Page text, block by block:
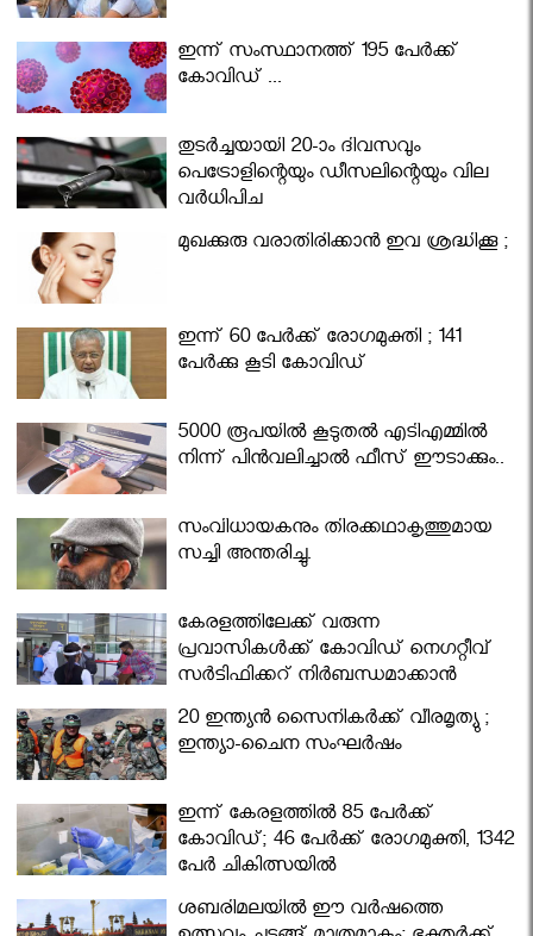
ഇന്ന് സംസ്ഥാനത്ത് 195 പേര്‍ക്ക്
കോവിഡ് ...
തുടർച്ചയായി 20-ാം ദിവസവും
പെട്രോളിന്റെയും ഡീസലിന്റെയും വില
വര്‍ധിപ്പിച്ചു
മുഖക്കുരു വരാതിരിക്കാന്‍ ഇവ ശ്രദ്ധിക്കൂ ;
ഇന്ന് 60 പേർക്ക് രോഗമുക്തി ; 141
പേര്‍ക്കു കൂടി കോവിഡ്
5000 രൂപയിൽ കൂടുതൽ എടിഎമ്മിൽ
നിന്ന് പിൻവലിച്ചാൽ ഫീസ് ഈടാക്കും..
സംവിധായകനും തിരക്കഥാകൃത്തുമായ
സച്ചി അന്തരിച്ചു.
കേരളത്തിലേക്ക് വരുന്ന
പ്രവാസികള്‍ക്ക് കോവിഡ് നെഗറ്റീവ്
സര്‍ട്ടിഫിക്കറ്റ് നിർബന്ധമാക്കാൻ
മന്ത്രിസഭ
20 ഇന്ത്യൻ സൈനികർക്ക് വീരമൃത്യു ;
ഇന്ത്യാ-ചൈന സംഘർഷം
ഇന്ന് കേരളത്തിൽ 85 പേർക്ക്
കോവിഡ്; 46 പേർക്ക് രോഗമുക്തി, 1342
പേർ ചികിത്സയിൽ
ശബരിമലയില്‍ ഈ വർഷത്തെ